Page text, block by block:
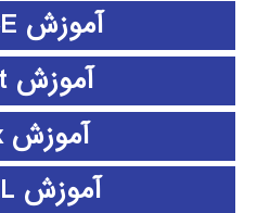
آموزش HSPICE
آموزش L-Edit
آموزش Latex
آموزش LISREL